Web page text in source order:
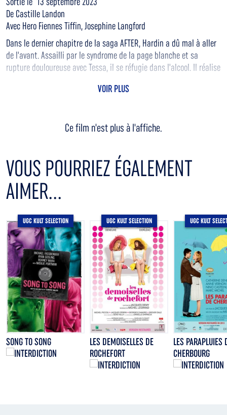
De Castille Landon
Avec Hero Fiennes Tiffin, Josephine Langford
Dans le dernier chapitre de la saga AFTER, Hardin a dû mal à aller
de l'avant. Assailli par le syndrome de la page blanche et sa
rupture douloureuse avec Tessa, il se réfugie dans l'alcool. Il réalise
est de confronter ses vieux démons. Hardin part donc au Portugal
regagner la confiance de Tessa. Après tout ce qu'ils ont traversé
VOIR PLUS
Ce film n'est plus à l'affiche.
VOUS POURRIEZ ÉGALEMENT
AIMER...
UGC KULT SELECTION
SONG TO SONG
UGC KULT SELECTION
LES DEMOISELLES DE
ROCHEFORT
UGC KULT
LES PARAPLUIES
CHERBOURG